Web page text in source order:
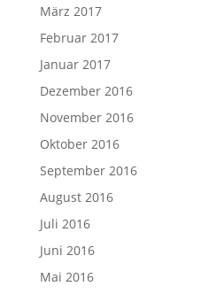
März 2017
Februar 2017
Januar 2017
Dezember 2016
November 2016
Oktober 2016
September 2016
August 2016
Juli 2016
Juni 2016
Mai 2016